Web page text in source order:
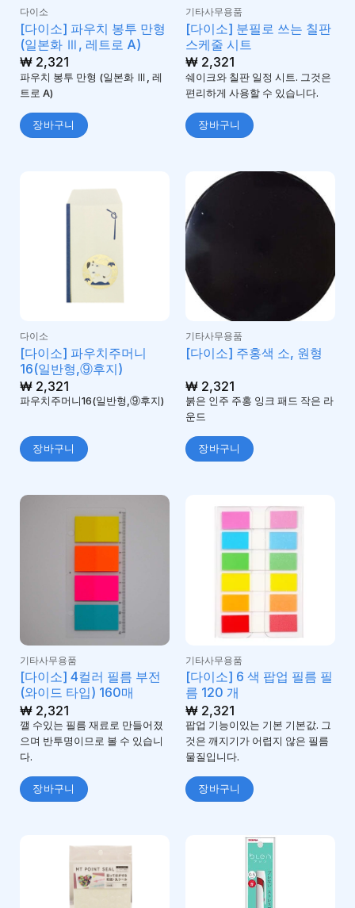
다이소
[다이소] 파우치 봉투 만형
(일본화 Ⅲ, 레트로 A)
₩2,321
파우치 봉투 만형 (일본화 Ⅲ, 레
트로 A)
장바구니
기타사무용품
[다이소] 분필로 쓰는 칠판
스케줄 시트
₩2,321
쉐이크와 칠판 일정 시트. 그것은
편리하게 사용할 수 있습니다.
장바구니
다이소
[다이소] 파우치주머니
16(일반형,⑨후지)
₩2,321
파우치주머니16(일반형,⑨후지)
장바구니
기타사무용품
[다이소] 주홍색 소, 원형
₩2,321
붉은 인주 주홍 잉크 패드 작은 라
운드
장바구니
기타사무용품
[다이소] 4컬러 필름 부전
(와이드 타입) 160매
₩2,321
깰 수있는 필름 재료로 만들어졌
으며 반투명이므로 볼 수 있습니
다.
장바구니
기타사무용품
[다이소] 6 색 팝업 필름 필
름 120 개
₩2,321
팝업 기능이있는 기본 기본값. 그
것은 깨지기가 어렵지 않은 필름
물질입니다.
장바구니